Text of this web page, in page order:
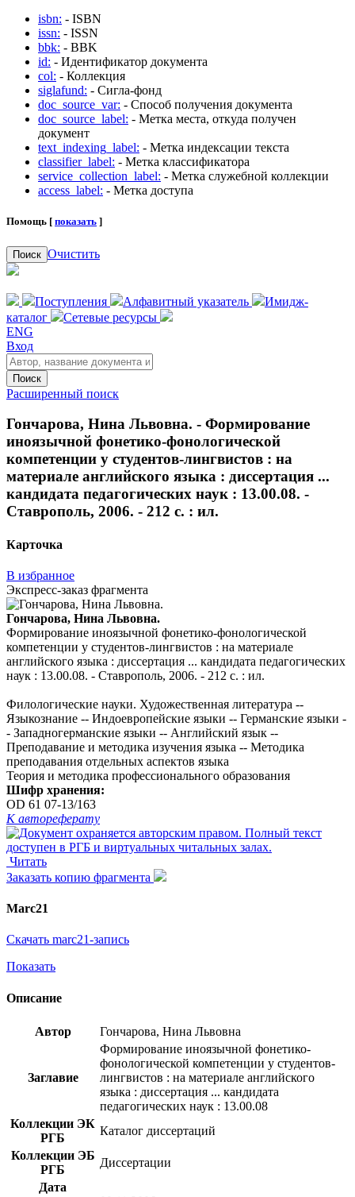
isbn: - ISBN
issn: - ISSN
bbk: - BBK
id: - Идентификатор документа
col: - Коллекция
siglafund: - Сигла-фонд
doc_source_var: - Способ получения документа
doc_source_label: - Метка места, откуда получен
документ
text_indexing_label: - Метка индексации текста
classifier_label: - Метка классификатора
service_collection_label: - Метка служебной коллекции
access_label: - Метка доступа
Помощь [ показать ]
Поиск Очистить
Поступления Алфавитный указатель
Имидж-
каталог
Сетевые ресурсы
ENG
Вход
Поиск
Расширенный поиск
Гончарова, Нина Львовна. - Формирование
иноязычной фонетико-фонологической
компетенции у студентов-лингвистов : на
материале английского языка : диссертация ...
кандидата педагогических наук : 13.00.08. -
Ставрополь, 2006. - 212 с. : ил.
Карточка
В избранное
Экспресс-заказ фрагмента
Гончарова, Нина Львовна.
Формирование иноязычной фонетико-фонологической
компетенции у студентов-лингвистов : на материале
английского языка : диссертация ... кандидата педагогических
наук : 13.00.08. - Ставрополь, 2006. - 212 с. : ил.
Филологические науки. Художественная литература --
Языкознание -- Индоевропейские языки -- Германские языки -
- Западногерманские языки -- Английский язык --
Преподавание и методика изучения языка -- Методика
преподавания отдельных аспектов языка
Теория и методика профессионального образования
Шифр хранения:
OD 61 07-13/163
К автореферату
Читать
Заказать копию фрагмента
Marc21
Скачать marc21-запись
Показать
Описание
Автор Гончарова, Нина Львовна
Заглавие
Формирование иноязычной фонетико-
фонологической компетенции у студентов-
лингвистов : на материале английского
языка : диссертация ... кандидата
педагогических наук : 13.00.08
Коллекции ЭК
РГБ
Каталог диссертаций
Коллекции ЭБ
РГБ
Диссертации
Дата